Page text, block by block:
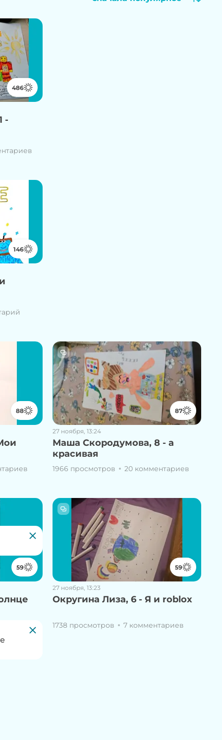
486
-
146
88 87
27 ноября, 13:24
Маша Скородумова, 8 - а
красивая
1966 просмотров 20 комментариев
59 59
27 ноября, 13:23
Округина Лиза, 6 - Я и roblox
1738 просмотров 7 комментариев